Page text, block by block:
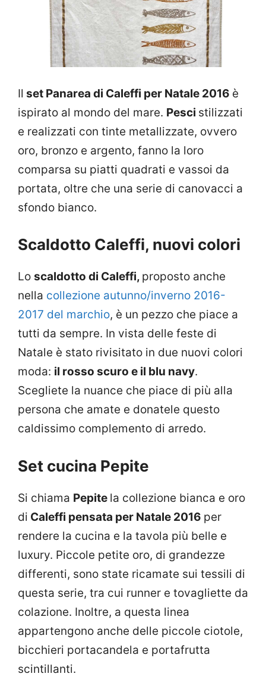
Il set Panarea di Caleffi per Natale 2016 è
ispirato al mondo del mare. Pesci stilizzati
e realizzati con tinte metallizzate, ovvero
oro, bronzo e argento, fanno la loro
comparsa su piatti quadrati e vassoi da
portata, oltre che una serie di canovacci a
sfondo bianco.
Scaldotto Caleffi, nuovi colori
Lo scaldotto di Caleffi, proposto anche
nella collezione autunno/inverno 2016-
2017 del marchio, è un pezzo che piace a
tutti da sempre. In vista delle feste di
Natale è stato rivisitato in due nuovi colori
moda: il rosso scuro e il blu navy.
Scegliete la nuance che piace di più alla
persona che amate e donatele questo
caldissimo complemento di arredo.
Set cucina Pepite
Si chiama Pepite la collezione bianca e oro
di Caleffi pensata per Natale 2016 per
rendere la cucina e la tavola più belle e
luxury. Piccole petite oro, di grandezze
differenti, sono state ricamate sui tessili di
questa serie, tra cui runner e tovagliette da
colazione. Inoltre, a questa linea
appartengono anche delle piccole ciotole,
bicchieri portacandela e portafrutta
scintillanti.